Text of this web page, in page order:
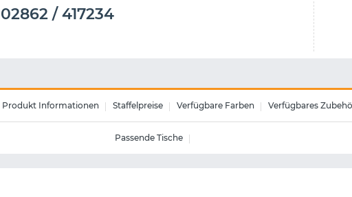
02862 / 417234
Produkt Informationen Staffelpreise Verfügbare Farben Verfügbares
Passende Tische